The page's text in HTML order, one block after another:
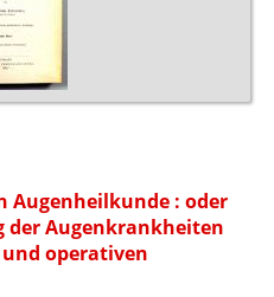
Augenheilkunde : oder
der Augenkrankheiten
operativen